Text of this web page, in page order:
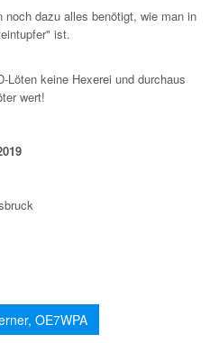
dazu alles benötigt, wie man in
ist.
keine Hexerei und durchaus
wert!
OE7WPA